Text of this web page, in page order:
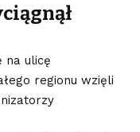
na ulicę
regionu wzięli